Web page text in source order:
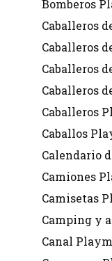
Bomberos
Caballeros
Caballeros
Caballeros
Caballeros
Caballeros
Caballos
Calendario
Camiones
Camisetas
Camping y
Canal